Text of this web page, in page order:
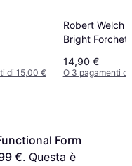
di 15,00 €
Robert Welch
Bright
14,90 €
O 3 pagamenti
Form
€. Questa è